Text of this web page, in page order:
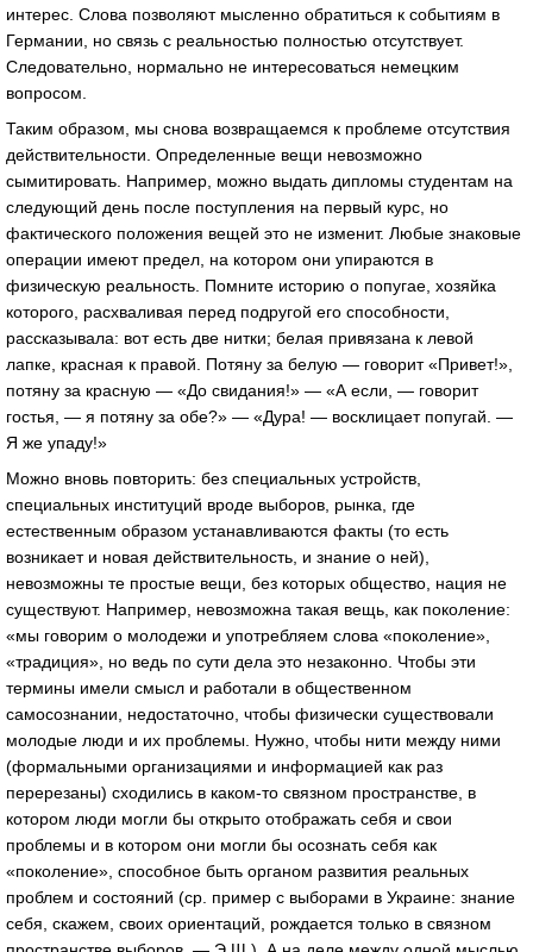
интерес. Слова позволяют мысленно обратиться к событиям в
Германии, но связь с реальностью полностью отсутствует.
Следовательно, нормально не интересоваться немецким
вопросом.
Таким образом, мы снова возвращаемся к проблеме отсутствия
действительности. Определенные вещи невозможно
сымитировать. Например, можно выдать дипломы студентам на
следующий день после поступления на первый курс, но
фактического положения вещей это не изменит. Любые знаковые
операции имеют предел, на котором они упираются в
физическую реальность. Помните историю о попугае, хозяйка
которого, расхваливая перед подругой его способности,
рассказывала: вот есть две нитки; белая привязана к левой
лапке, красная к правой. Потяну за белую — говорит «Привет!»,
потяну за красную — «До свидания!» — «А если, — говорит
гостья, — я потяну за обе?» — «Дура! — восклицает попугай. —
Я же упаду!»
Можно вновь повторить: без специальных устройств,
специальных институций вроде выборов, рынка, где
естественным образом устанавливаются факты (то есть
возникает и новая действительность, и знание о ней),
невозможны те простые вещи, без которых общество, нация не
существуют. Например, невозможна такая вещь, как поколение:
«мы говорим о молодежи и употребляем слова «поколение»,
«традиция», но ведь по сути дела это незаконно. Чтобы эти
термины имели смысл и работали в общественном
самосознании, недостаточно, чтобы физически существовали
молодые люди и их проблемы. Нужно, чтобы нити между ними
(формальными организациями и информацией как раз
перерезаны) сходились в каком-то связном пространстве, в
котором люди могли бы открыто отображать себя и свои
проблемы и в котором они могли бы осознать себя как
«поколение», способное быть органом развития реальных
проблем и состояний (ср. пример с выборами в Украине: знание
себя, скажем, своих ориентаций, рождается только в связном